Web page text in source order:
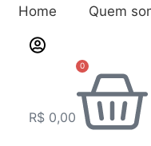
Home Quem
R$0,00
0